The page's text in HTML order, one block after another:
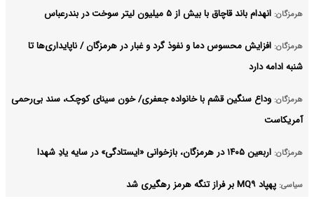
هرمزگان: انهدام باند قاچاق با بیش از ۵ میلیون لیتر سوخت در بندرعباس
هرمزگان: افزایش محسوس دما و نفوذ گرد و غبار در هرمزگان / ناپایداری‌ها تا
شنبه ادامه دارد
هرمزگان: وداع سنگین قشم با خانواده جعفری/ خون سینای کوچک، سند بی‌رحمی
آمریکاست
هرمزگان: اربعین ۱۴۰۵ در هرمزگان، بازخوانی «ایستادگی» در سایه یادِ شهدا
سیاسی: پهپاد MQ۹ بر فراز تنگه هرمز رهگیری شد